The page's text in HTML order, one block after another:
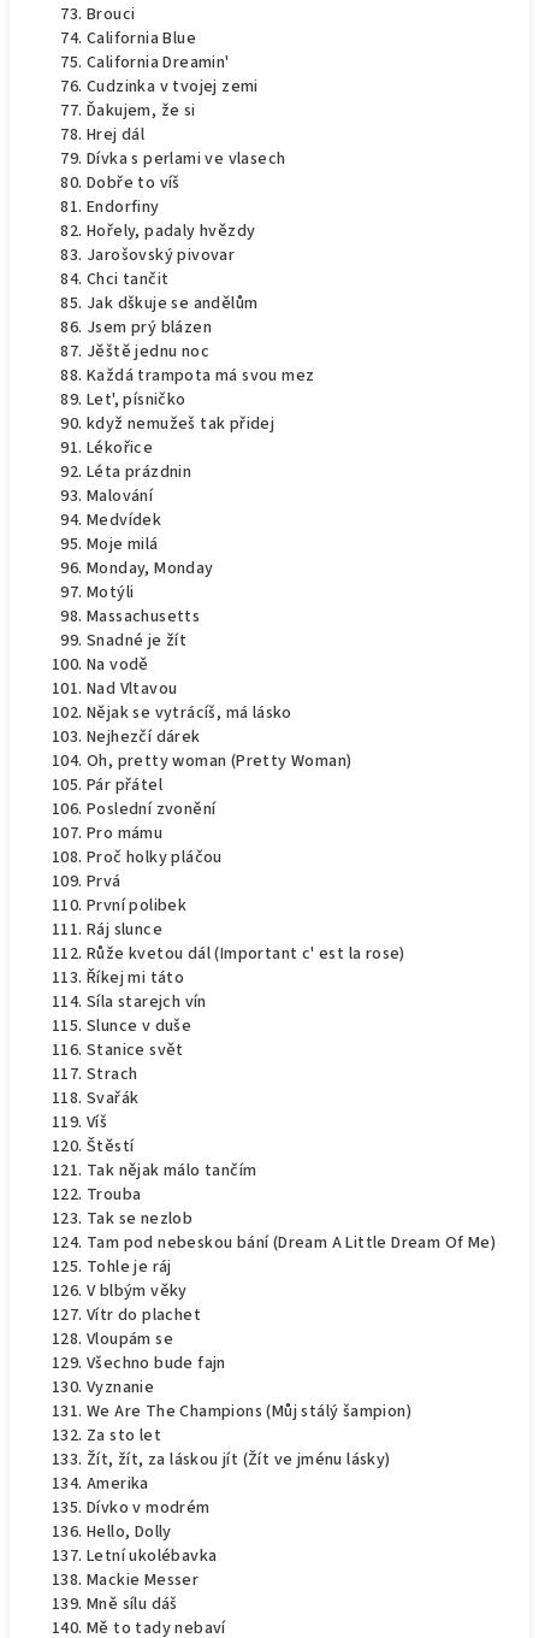
Brouci
California Blue
California Dreamin'
Cudzinka v tvojej zemi
Ďakujem, že si
Hrej dál
Dívka s perlami ve vlasech
Dobře to víš
Endorfiny
Hořely, padaly hvězdy
Jarošovský pivovar
Chci tančit
Jak dškuje se andělům
Jsem prý blázen
Jěště jednu noc
Každá trampota má svou mez
Let', písničko
když nemužeš tak přidej
Lékořice
Léta prázdnin
Malování
Medvídek
Moje milá
Monday, Monday
Motýli
Massachusetts
Snadné je žít
Na vodě
Nad Vltavou
Nějak se vytrácíš, má lásko
Nejhezčí dárek
Oh, pretty woman (Pretty Woman)
Pár přátel
Poslední zvonění
Pro mámu
Proč holky pláčou
Prvá
První polibek
Ráj slunce
Růže kvetou dál (Important c' est la rose)
Říkej mi táto
Síla starejch vín
Slunce v duše
Stanice svět
Strach
Svařák
Víš
Štěstí
Tak nějak málo tančím
Trouba
Tak se nezlob
Tam pod nebeskou bání (Dream A Little Dream Of Me)
Tohle je ráj
V blbým věky
Vítr do plachet
Vloupám se
Všechno bude fajn
Vyznanie
We Are The Champions (Můj stálý šampion)
Za sto let
Žít, žít, za láskou jít (Žít ve jménu lásky)
Amerika
Dívko v modrém
Hello, Dolly
Letní ukolébavka
Mackie Messer
Mně sílu dáš
Mě to tady nebaví